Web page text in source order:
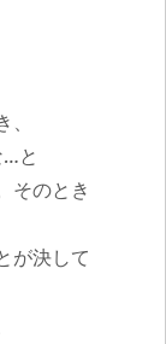
…と
そのとき
が決して